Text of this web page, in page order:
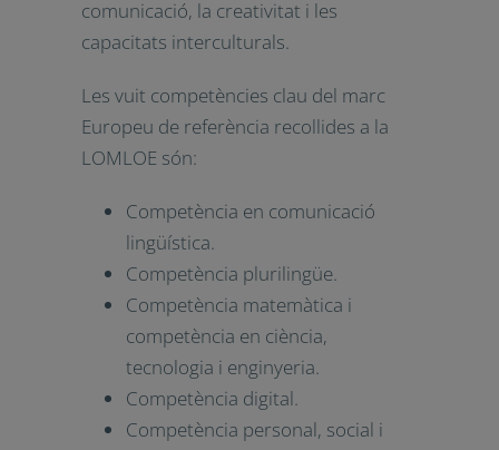
importants, se superposen,
s’entrellacen i es poden aplicar en
s’integren capacitats com el
pensament crític, la resolució de
problemes, el treball en equip, les
capacitats de comunicació, la
creativitat i les capacitats
interculturals.
Les vuit competències clau del marc
Europeu de referència recollides a la
LOMLOE són:
Competència en comunicació